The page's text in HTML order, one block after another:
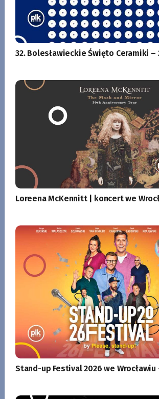
32. Bolesławieckie Święto Ceramiki –
Loreena McKennitt | koncert we
Stand-up Festival 2026 we